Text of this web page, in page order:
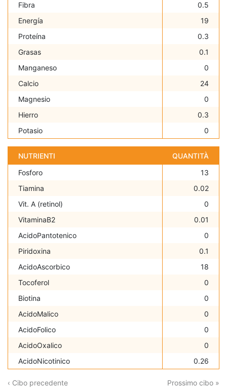
Fibra
0.5
Energía
19
Proteína
0.3
Grasas
0.1
Manganeso
0
Calcio
24
Magnesio
0
Hierro
0.3
Potasio
0
NUTRIENTI
QUANTITÀ
Fosforo
13
Tiamina
0.02
Vit. A (retinol)
0
VitaminaB2
0.01
AcidoPantotenico
0
Piridoxina
0.1
AcidoAscorbico
18
Tocoferol
0
Biotina
0
AcidoMalico
0
AcidoFolico
0
AcidoOxalico
0
AcidoNicotinico
0.26
‹ Cibo precedente Prossimo cibo »